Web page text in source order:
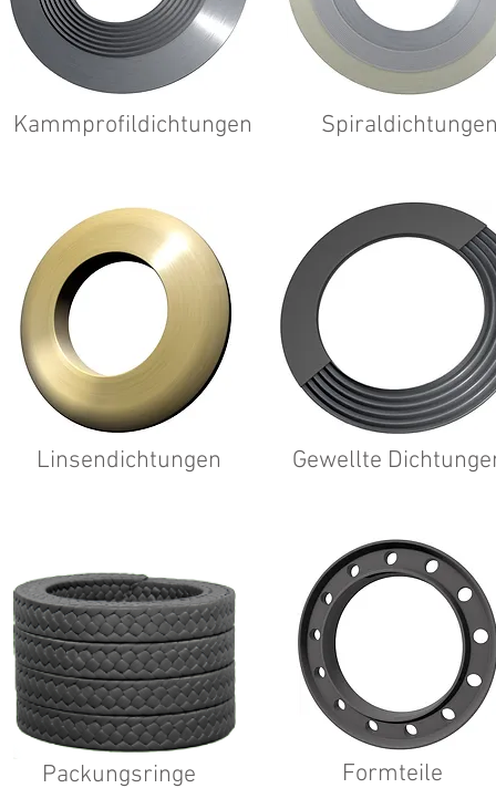
Kammprofildichtungen
Linsendichtungen Gewellte
Packungsringe Formteile